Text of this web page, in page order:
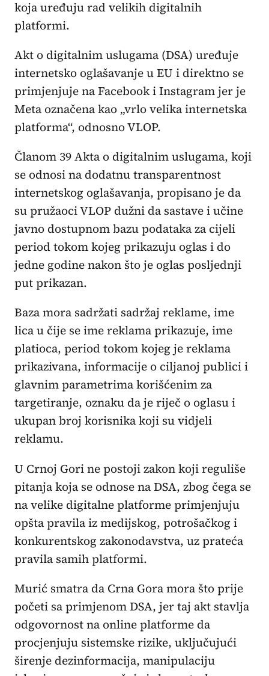
koja uređuju rad velikih digitalnih
platformi.
Akt o digitalnim uslugama (DSA) uređuje
internetsko oglašavanje u EU i direktno se
primjenjuje na Facebook i Instagram jer je
Meta označena kao „vrlo velika internetska
platforma“, odnosno VLOP.
Članom 39 Akta o digitalnim uslugama, koji
se odnosi na dodatnu transparentnost
internetskog oglašavanja, propisano je da
su pružaoci VLOP dužni da sastave i učine
javno dostupnom bazu podataka za cijeli
period tokom kojeg prikazuju oglas i do
jedne godine nakon što je oglas posljednji
put prikazan.
Baza mora sadržati sadržaj reklame, ime
lica u čije se ime reklama prikazuje, ime
platioca, period tokom kojeg je reklama
prikazivana, informacije o ciljanoj publici i
glavnim parametrima korišćenim za
targetiranje, oznaku da je riječ o oglasu i
ukupan broj korisnika koji su vidjeli
reklamu.
U Crnoj Gori ne postoji zakon koji reguliše
pitanja koja se odnose na DSA, zbog čega se
na velike digitalne platforme primjenjuju
opšta pravila iz medijskog, potrošačkog i
konkurentskog zakonodavstva, uz prateća
pravila samih platformi.
Murić smatra da Crna Gora mora što prije
početi sa primjenom DSA, jer taj akt stavlja
odgovornost na online platforme da
procjenjuju sistemske rizike, uključujući
širenje dezinformacija, manipulaciju